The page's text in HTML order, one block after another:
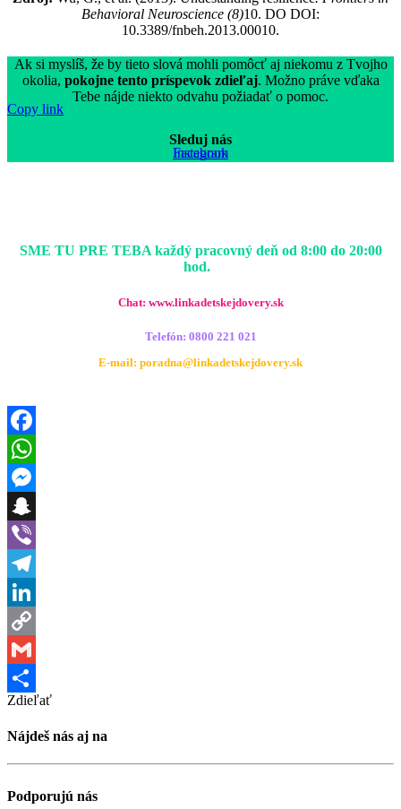
Behavioral Neuroscience (8)10. DO DOI:
10.3389/fnbeh.2013.00010.
Ak si myslíš, že by tieto slová mohli pomôcť aj niekomu z Tvojho
okolia, pokojne tento príspevok zdieľaj. Možno práve vďaka
Tebe nájde niekto odvahu požiadať o pomoc.
Copy link
Sleduj nás
Facebook
Instagram
SME TU PRE TEBA každý pracovný deň od 8:00 do 20:00
hod.
Chat: www.linkadetskejdovery.sk
Telefón: 0800 221 021
E-mail: poradna@linkadetskejdovery.sk
Facebook
WhatsApp
Messenger
Snapchat
Viber
Telegram
LinkedIn
Copy
Link
Gmail
Share
Zdieľať
Nájdeš nás aj na
Podporujú nás